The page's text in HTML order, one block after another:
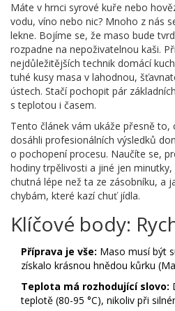
Máte v hrnci syrové kuře nebo
vodu, víno nebo nic? Mnoho z nás
lekne. Bojíme se, že maso bude
rozpadne na nepoživatelnou kaši.
nejdůležitějších technik domácí
tuhé kusy masa v lahodnou,
ústech. Stačí pochopit pár
s teplotou i časem.
Tento článek vám ukáže přesně to,
dosáhli profesionálních výsledků
o pochopení procesu. Naučíte se,
hodiny trpělivosti a jiné jen
chutná lépe než ta ze zásobníku, a
chybám, které kazí chuť jídla.
Klíčové body:
Příprava je vše: Maso musí být
získalo krásnou hnědou kůrku
Teplota má rozhodující slovo:
teplotě (80-95 °C), nikoliv při